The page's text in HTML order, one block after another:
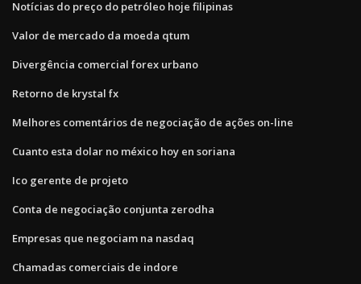
Notícias do preço do petróleo hoje filipinas
Valor de mercado da moeda qtum
Divergência comercial forex urbano
Retorno de krystal fx
Melhores comentários de negociação de ações on-line
Cuanto esta dolar no méxico hoy en soriana
Ico gerente de projeto
Conta de negociação conjunta zerodha
Empresas que negociam na nasdaq
Chamadas comerciais de indore